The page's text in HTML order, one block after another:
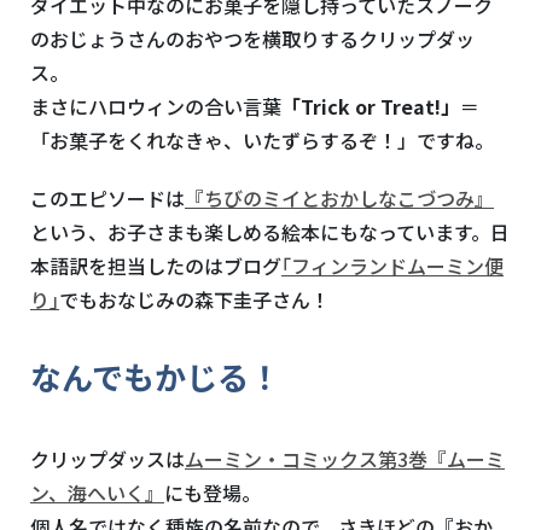
のおじょうさんのおやつを横取りするクリップダッ
ス。
まさにハロウィンの合い言葉 「Trick or Treat!」 ＝
「お菓子をくれなきゃ、いたずらするぞ！」ですね。
このエピソードは 『ちびのミイとおかしなこづつみ』
という、お子さまも楽しめる絵本にもなっています。日
本語訳を担当したのはブログ｢フィンランドムーミン便
り｣でもおなじみの森下圭子さん！
なんでもかじる！
クリップダッスはムーミン・コミックス第3巻『ムーミ
ン、海へいく』 にも登場。